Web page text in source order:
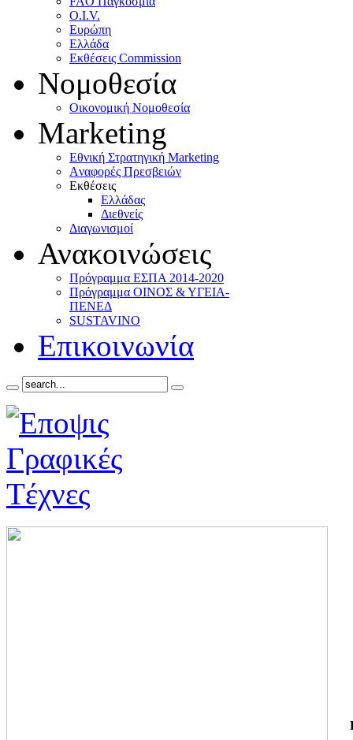
O.I.V.
Ευρώπη
Ελλάδα
Eκθέσεις Commission
Νομοθεσία
Οικονομική Νομοθεσία
Marketing
Eθνική Στρατηγική Marketing
Aναφορές Πρεσβειών
Eκθέσεις
Eλλάδας
Διεθνείς
Διαγωνισμοί
Ανακοινώσεις
Πρόγραμμα ΕΣΠΑ 2014-2020
Πρόγραμμα ΟΙΝΟΣ & ΥΓΕΙΑ-
ΠΕΝΕΔ
SUSTAVINO
Επικοινωνία